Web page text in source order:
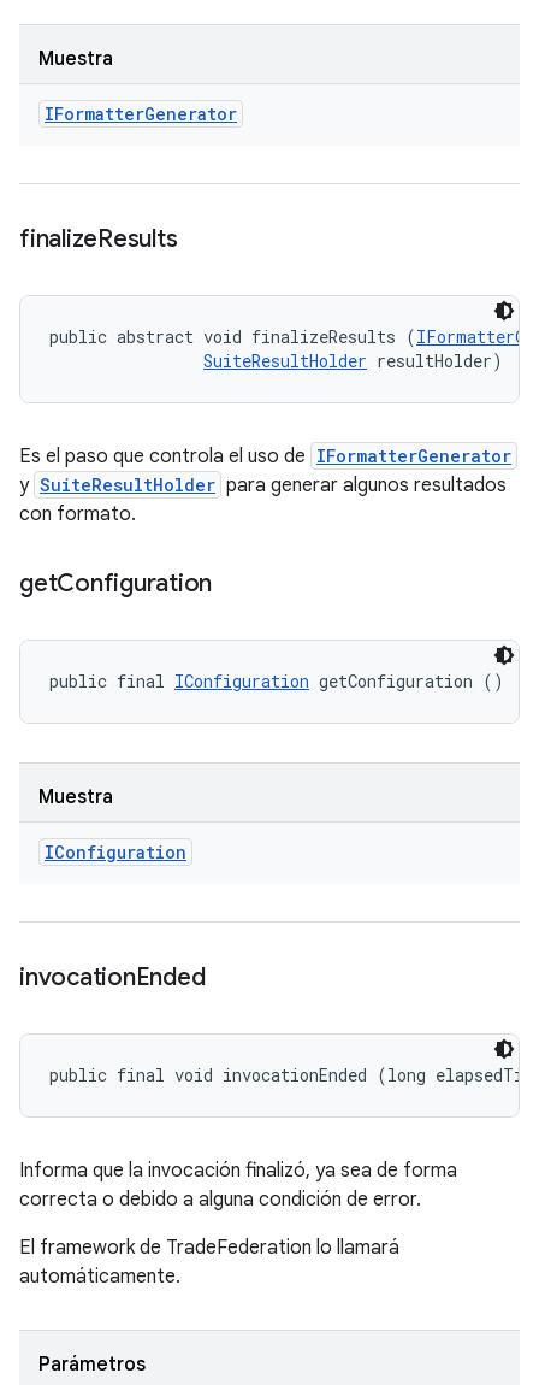
Muestra
IFormatterGenerator
finalizeResults
public abstract void finalizeResults (
SuiteResultHolder resultHolder)
Es el paso que controla el uso de IFormatterGenerator
y SuiteResultHolder para generar algunos resultados
con formato.
getConfiguration
public final IConfiguration getConfiguration ()
Muestra
IConfiguration
invocationEnded
public final void invocationEnded (long
Informa que la invocación finalizó, ya sea de forma
correcta o debido a alguna condición de error.
El framework de TradeFederation lo llamará
automáticamente.
Parámetros